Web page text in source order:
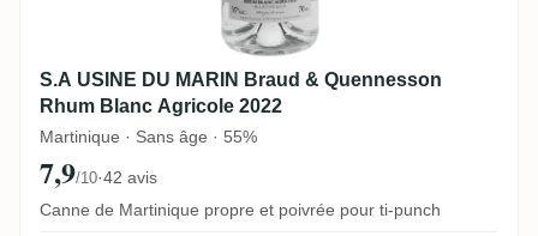
S.A USINE DU MARIN Braud & Quennesson
Rhum Blanc Agricole 2022
Martinique · Sans âge · 55%
7,9/10·42 avis
Canne de Martinique propre et poivrée pour ti-punch